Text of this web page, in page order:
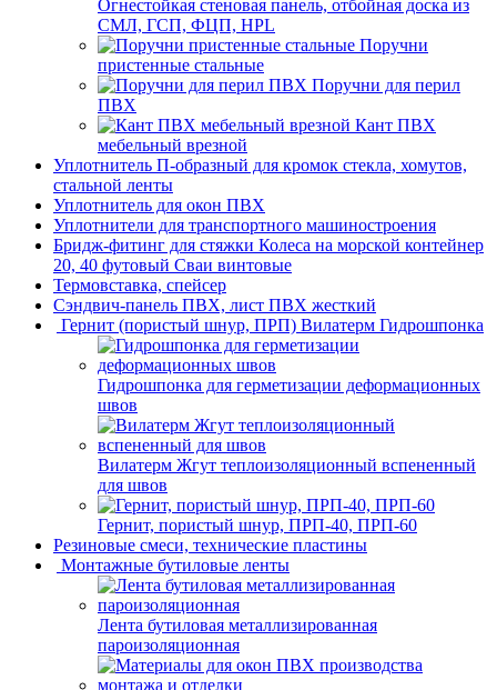
Огнестойкая стеновая панель, отбойная доска из
СМЛ, ГСП, ФЦП, HPL
Поручни
пристенные стальные
Поручни для перил
ПВХ
Кант ПВХ
мебельный врезной
Уплотнитель П-образный для кромок стекла, хомутов,
стальной ленты
Уплотнитель для окон ПВХ
Уплотнители для транспортного машиностроения
Бридж-фитинг для стяжки Колеса на морской контейнер
20, 40 футовый Сваи винтовые
Термовставка, спейсер
Сэндвич-панель ПВХ, лист ПВХ жесткий
Гернит (пористый шнур, ПРП) Вилатерм Гидрошпонка
Гидрошпонка для герметизации деформационных
швов
Вилатерм Жгут теплоизоляционный вспененный
для швов
Гернит, пористый шнур, ПРП-40, ПРП-60
Резиновые смеси, технические пластины
Монтажные бутиловые ленты
Лента бутиловая металлизированная
пароизоляционная